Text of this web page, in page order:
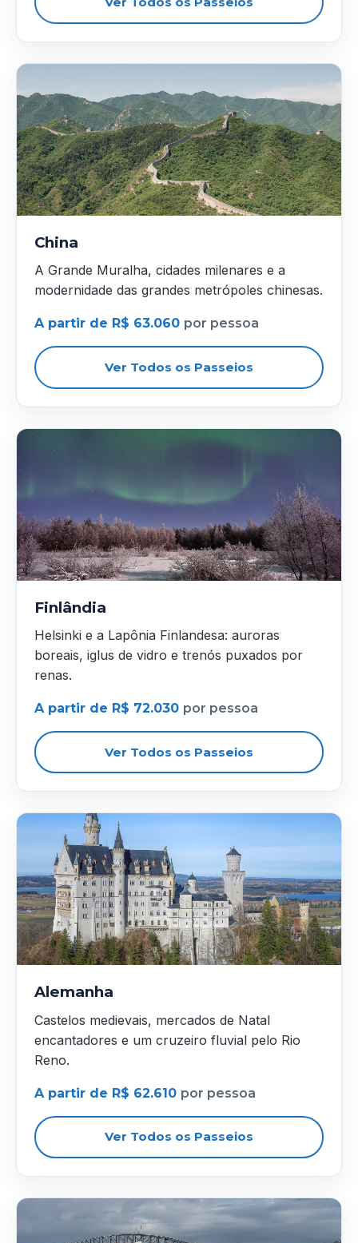
China
A Grande Muralha, cidades milenares e a
modernidade das grandes metrópoles chinesas.
A partir de R$ 63.060 por pessoa
Ver Todos os Passeios
Finlândia
Helsinki e a Lapônia Finlandesa: auroras
boreais, iglus de vidro e trenós puxados por
renas.
A partir de R$ 72.030 por pessoa
Ver Todos os Passeios
Alemanha
Castelos medievais, mercados de Natal
encantadores e um cruzeiro fluvial pelo Rio
Reno.
A partir de R$ 62.610 por pessoa
Ver Todos os Passeios